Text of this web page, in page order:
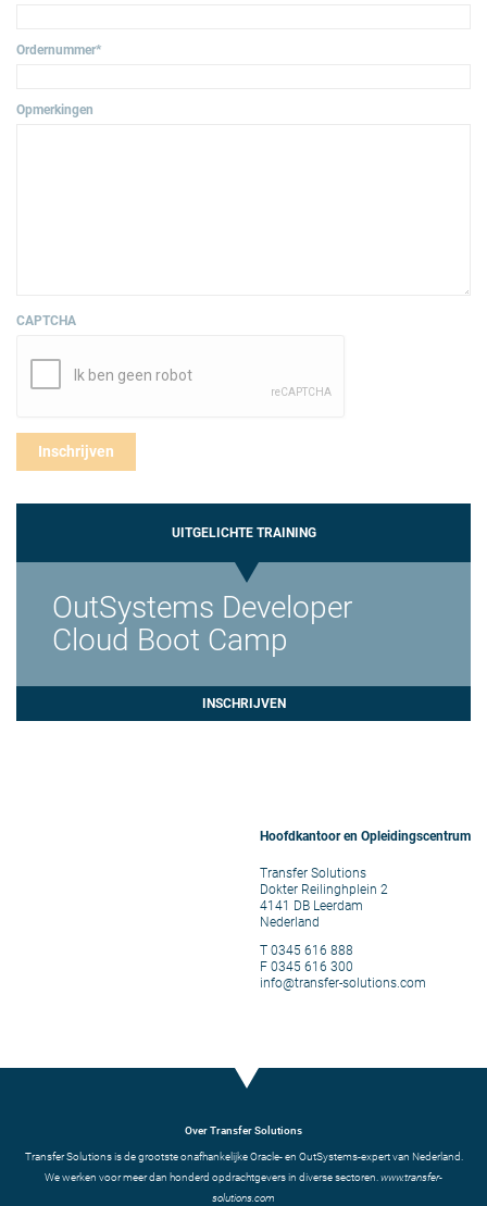
Ordernummer*
Opmerkingen
CAPTCHA
UITGELICHTE TRAINING
OutSystems Developer
Cloud Boot Camp
INSCHRIJVEN
Hoofdkantoor en Opleidingscentrum
Transfer Solutions
Dokter Reilinghplein 2
4141 DB Leerdam
Nederland
T 0345 616 888
F 0345 616 300
info@transfer-solutions.com
Over Transfer Solutions
Transfer Solutions is de grootste onafhankelijke Oracle- en OutSystems-expert van Nederland.
We werken voor meer dan honderd opdrachtgevers in diverse sectoren.www.transfer-
solutions.com